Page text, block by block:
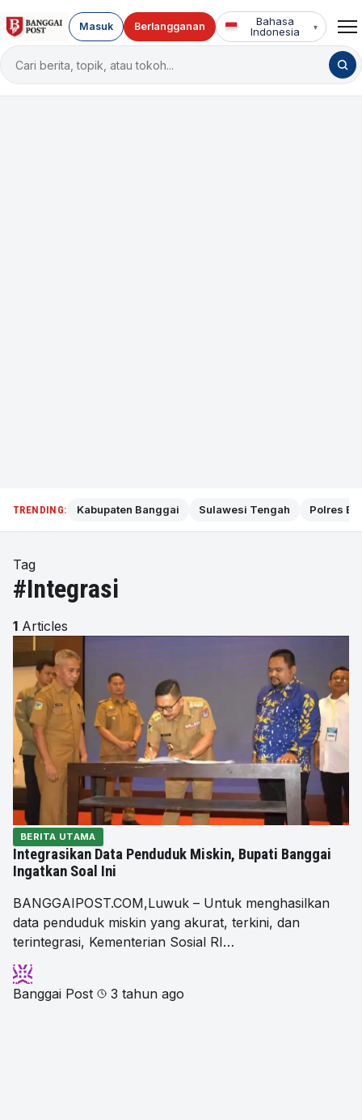
Cari
berita
Masuk Berlangganan
Bahasa
Indonesia
▾
TRENDING: Kabupaten Banggai Sulawesi Tengah Polres
Tag
#Integrasi
1 Articles
BERITA UTAMA
Integrasikan Data Penduduk Miskin, Bupati Banggai
Ingatkan Soal Ini
BANGGAIPOST.COM,Luwuk – Untuk menghasilkan
data penduduk miskin yang akurat, terkini, dan
terintegrasi, Kementerian Sosial RI…
Banggai Post 3 tahun ago